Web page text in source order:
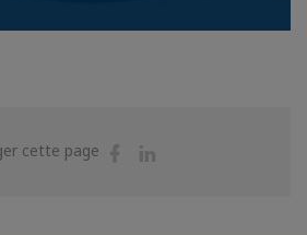
cette page
Partager